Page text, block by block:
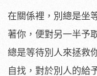
在關係裡，別總是坐
著你，便對另一半予
總是等待別人來拯救
自找，對於別人的給